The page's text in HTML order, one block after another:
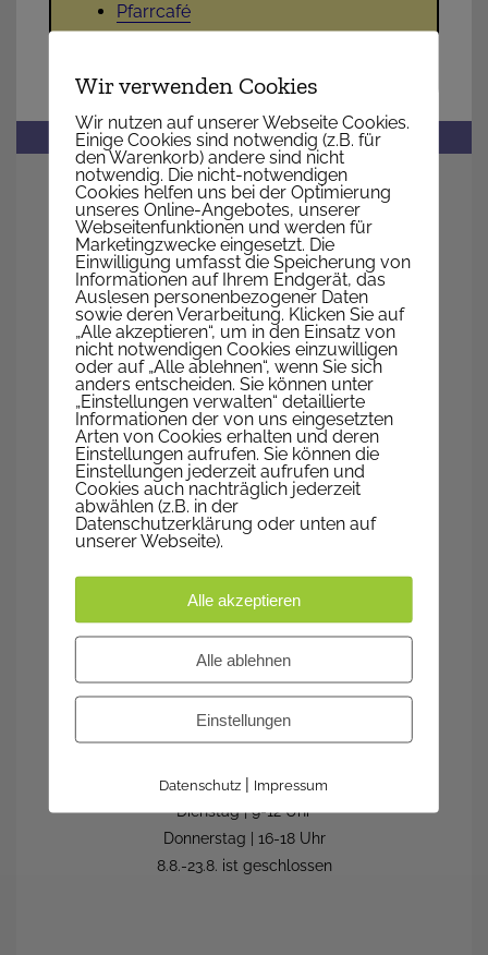
Pfarrcafé
PFARRE ST. JOHANN NEPOMUK
Nepomukgasse 1, 1020 Wien
Telefon +43 1 214 64 94
E-MailPfarrkanzlei
Webwww.pfarre-nepomuk.at
Auf KARTE anzeigen
WIR SIND FÜR SIE DA
Montag | geschlossen
Dienstag | 9-12 Uhr
Donnerstag | 17-19 Uhr
Freitag | 9-12 Uhr
IN DEN FERIEN
Sommerferien:
Dienstag | 9-12 Uhr
Donnerstag | 16-18 Uhr
8.8.-23.8. ist geschlossen
Wir verwenden Cookies
Wir nutzen auf unserer Webseite Cookies.
Einige Cookies sind notwendig (z.B. für
den Warenkorb) andere sind nicht
notwendig. Die nicht-notwendigen
Cookies helfen uns bei der Optimierung
unseres Online-Angebotes, unserer
Webseitenfunktionen und werden für
Marketingzwecke eingesetzt. Die
Einwilligung umfasst die Speicherung von
Informationen auf Ihrem Endgerät, das
Auslesen personenbezogener Daten
sowie deren Verarbeitung. Klicken Sie auf
„Alle akzeptieren“, um in den Einsatz von
nicht notwendigen Cookies einzuwilligen
oder auf „Alle ablehnen“, wenn Sie sich
anders entscheiden. Sie können unter
„Einstellungen verwalten“ detaillierte
Informationen der von uns eingesetzten
Arten von Cookies erhalten und deren
Einstellungen aufrufen. Sie können die
Einstellungen jederzeit aufrufen und
Cookies auch nachträglich jederzeit
abwählen (z.B. in der
Datenschutzerklärung oder unten auf
unserer Webseite).
Alle akzeptieren
Alle ablehnen
Einstellungen
Datenschutz | Impressum